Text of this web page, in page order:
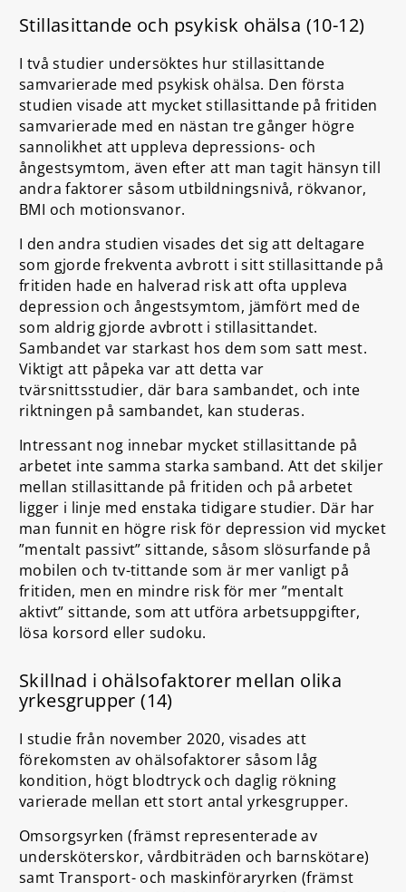
Stillasittande och psykisk ohälsa (10-12)
I två studier undersöktes hur stillasittande
samvarierade med psykisk ohälsa. Den första
studien visade att mycket stillasittande på fritiden
samvarierade med en nästan tre gånger högre
sannolikhet att uppleva depressions- och
ångestsymtom, även efter att man tagit hänsyn till
andra faktorer såsom utbildningsnivå, rökvanor,
BMI och motionsvanor.
I den andra studien visades det sig att deltagare
som gjorde frekventa avbrott i sitt stillasittande på
fritiden hade en halverad risk att ofta uppleva
depression och ångestsymtom, jämfört med de
som aldrig gjorde avbrott i stillasittandet.
Sambandet var starkast hos dem som satt mest.
Viktigt att påpeka var att detta var
tvärsnittsstudier, där bara sambandet, och inte
riktningen på sambandet, kan studeras.
Intressant nog innebar mycket stillasittande på
arbetet inte samma starka samband. Att det skiljer
mellan stillasittande på fritiden och på arbetet
ligger i linje med enstaka tidigare studier. Där har
man funnit en högre risk för depression vid mycket
”mentalt passivt” sittande, såsom slösurfande på
mobilen och tv-tittande som är mer vanligt på
fritiden, men en mindre risk för mer ”mentalt
aktivt” sittande, som att utföra arbetsuppgifter,
lösa korsord eller sudoku.
Skillnad i ohälsofaktorer mellan olika
yrkesgrupper (14)
I studie från november 2020, visades att
förekomsten av ohälsofaktorer såsom låg
kondition, högt blodtryck och daglig rökning
varierade mellan ett stort antal yrkesgrupper.
Omsorgsyrken (främst representerade av
undersköterskor, vårdbiträden och barnskötare)
samt Transport- och maskinföraryrken (främst